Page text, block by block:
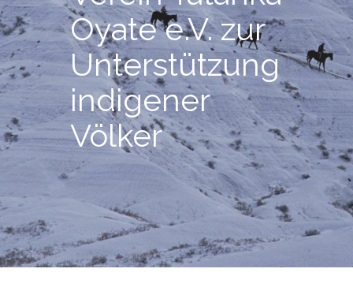
Oyate e.V. zur
Unterstützung
indigener
Völker